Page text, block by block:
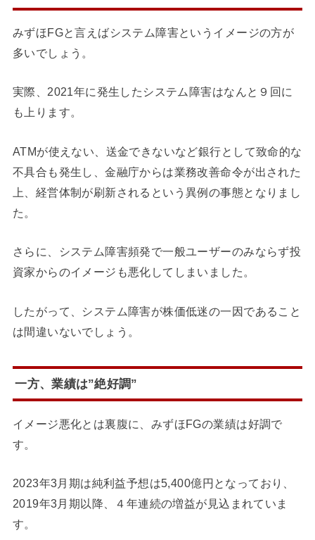
みずほFGと言えばシステム障害というイメージの方が
多いでしょう。
実際、2021年に発生したシステム障害はなんと９回に
も上ります。
ATMが使えない、送金できないなど銀行として致命的な
不具合も発生し、金融庁からは業務改善命令が出された
上、経営体制が刷新されるという異例の事態となりまし
た。
さらに、システム障害頻発で一般ユーザーのみならず投
資家からのイメージも悪化してしまいました。
したがって、システム障害が株価低迷の一因であること
は間違いないでしょう。
一方、業績は”絶好調”
イメージ悪化とは裏腹に、みずほFGの業績は好調で
す。
2023年3月期は純利益予想は5,400億円となっており、
2019年3月期以降、４年連続の増益が見込まれていま
す。